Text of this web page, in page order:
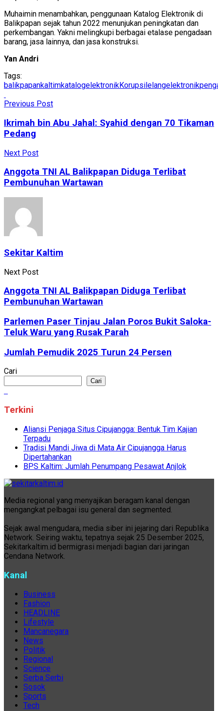
Muhaimin menambahkan, penggunaan Katalog Elektronik di
Balikpapan sejak tahun 2022 menunjukan peningkatan dan
perkembangan. Yakni melingkupi berbagai etalase pengadaan
barang, jasa lainnya, dan jasa konstruksi.
Yan Andri
Tags:
balikpapankaltimkatalogelektronikKorupsi lelangelektronik
Previous Post
Ikrimah bin Abu Jahal: Syahid dengan 70 Tikaman
Pedang
Next Post
Anggota TNI AL Balikpapan Diduga Terlibat
Pembunuhan Wartawan
Sekitar Kaltim
Next Post
Anggota TNI AL Balikpapan Diduga Terlibat
Pembunuhan Wartawan
Parlemen Paser Tinjau Jalan Poros Bukit Saloka-
Teluk Waru yang Rusak Parah
Jumlah Pemudik 2025 Turun 24 Persen
Cari
Cari
Terkini
Aliansi Penjaga Situs Cipujangga: Bentuk Tim Kajian
Terpadu
Tradisi Mandi Jiwa di Mata Air Cipujangga Harus
Dipertahankan
BPS Kaltim: Jumlah Penumpang Pesawat Anjlok
Media regional yang menyajikan beragam kanal dengan
mengangkat pelbagai isu general dan segmented.
Sejak awal mengudara, media siber ini jejaring dari Republika
Network. Seiring waktu, tepatnya sejak 25 Desember 2025,
Sekitarkaltim.id bermigrasi menjadi bagian dari jaringan
Cendana Network.
Kanal
Business
Fashion
HEADLINE
Lifestyle
Mancanegara
News
Politik
Regional
Science
Serba Serbi
Sosok
Sports
Tech